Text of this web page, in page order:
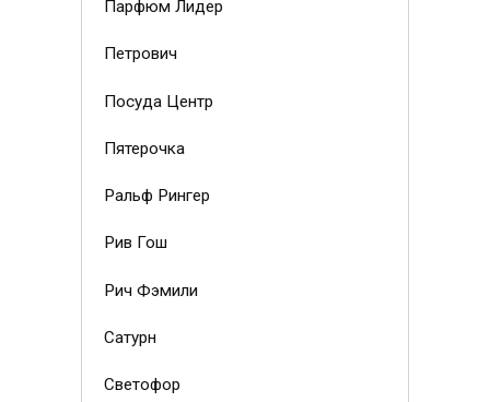
Парфюм Лидер
Петрович
Посуда Центр
Пятерочка
Ральф Рингер
Рив Гош
Рич Фэмили
Сатурн
Светофор